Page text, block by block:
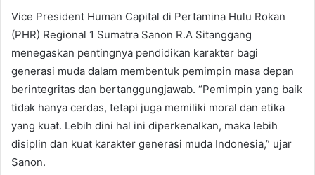
Vice President Human Capital di Pertamina Hulu Rokan
(PHR) Regional 1 Sumatra Sanon R.A Sitanggang
menegaskan pentingnya pendidikan karakter bagi
generasi muda dalam membentuk pemimpin masa depan
berintegritas dan bertanggungjawab. “Pemimpin yang baik
tidak hanya cerdas, tetapi juga memiliki moral dan etika
yang kuat. Lebih dini hal ini diperkenalkan, maka lebih
disiplin dan kuat karakter generasi muda Indonesia,” ujar
Sanon.